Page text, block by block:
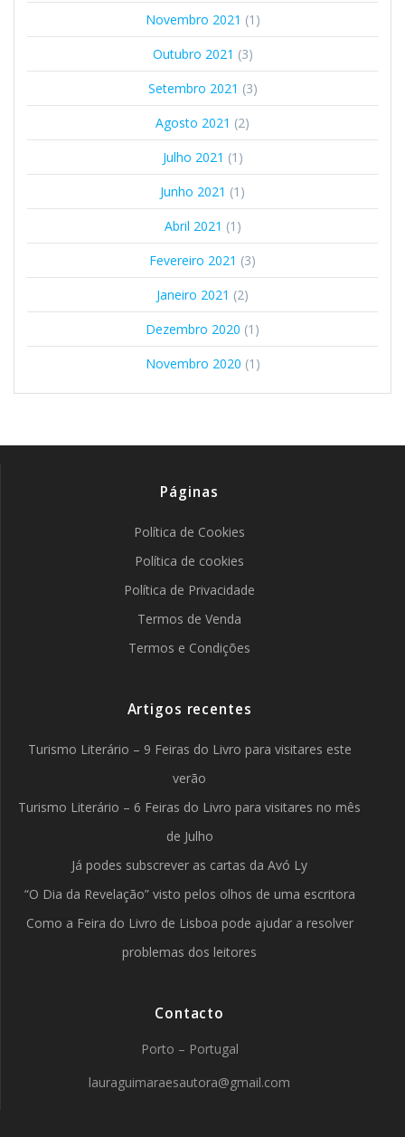
Novembro 2021 (1)
Outubro 2021 (3)
Setembro 2021 (3)
Agosto 2021 (2)
Julho 2021 (1)
Junho 2021 (1)
Abril 2021 (1)
Fevereiro 2021 (3)
Janeiro 2021 (2)
Dezembro 2020 (1)
Novembro 2020 (1)
Páginas
Política de Cookies
Política de cookies
Política de Privacidade
Termos de Venda
Termos e Condições
Artigos recentes
Turismo Literário – 9 Feiras do Livro para visitares este
verão
Turismo Literário – 6 Feiras do Livro para visitares no mês
de Julho
Já podes subscrever as cartas da Avó Ly
“O Dia da Revelação” visto pelos olhos de uma escritora
Como a Feira do Livro de Lisboa pode ajudar a resolver
problemas dos leitores
Contacto
Porto – Portugal
lauraguimaraesautora@gmail.com